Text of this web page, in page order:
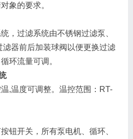
象的要求。
，过滤系统由不锈钢过滤泵、
器前后加装球阀以便更换过滤
环流量可调。
系统
,温度可调整。温控范围：RT-
钮开关，所有泵电机、循环、